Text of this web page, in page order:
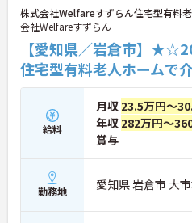
株式会社Welfareすずらん住宅型有料
会社Welfareすずらん
【愛知県／岩倉市】
住宅型有料老人ホームで
給料
月収 23.5万円～
年収 282万円～
賞与
勤務地 愛知県 岩倉市 大